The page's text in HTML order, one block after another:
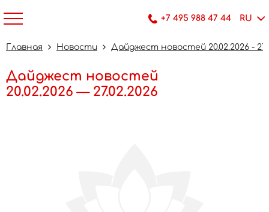
+7 495 988 47 44 RU
Главная Новости Дайджест новостей 20.02.2026 -
Дайджест новостей
20.02.2026 — 27.02.2026